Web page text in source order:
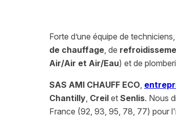
Forte d’une équipe de
de chauffage , de
Air/Air et Air/Eau) et de
SAS AMI CHAUFF ECO
Chantilly Creil etSenlis. Nous
France (92, 93, 95, 78, 77) pour